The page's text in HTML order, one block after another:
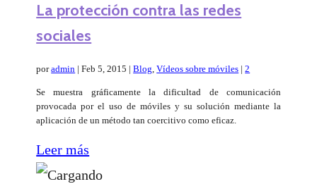
La protección contra las redes
sociales
poradmin |Feb 5, 2015 |Blog ,Vídeos sobre móviles |2
Se muestra gráficamente la dificultad de comunicación
provocada por el uso de móviles y su solución mediante la
aplicación de un método tan coercitivo como eficaz.
Leer más